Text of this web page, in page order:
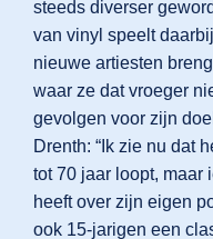
steeds diverser
van vinyl speelt
nieuwe artiesten
waar ze dat vroeger
gevolgen voor zijn
Drenth: “Ik zie nu dat
tot 70 jaar loopt, maar
heeft over zijn eigen
ook 15-jarigen een